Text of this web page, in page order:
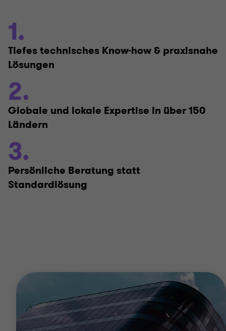
1.
Tiefes technisches Know-how & praxisnahe
Lösungen
2.
Globale und lokale Expertise in über 150
Ländern
3.
Persönliche Beratung statt
Standardlösung